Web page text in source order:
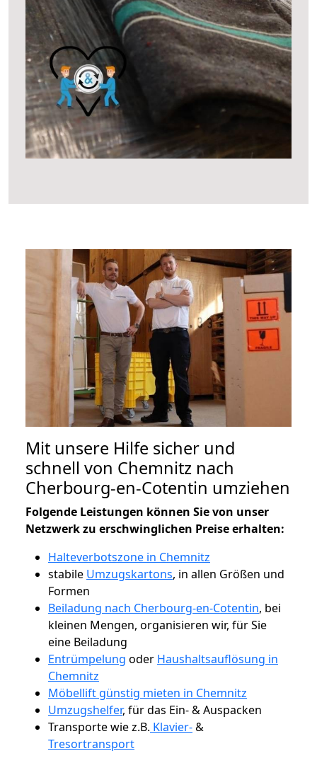
Mit unsere Hilfe sicher und
schnell von Chemnitz nach
Cherbourg-en-Cotentin umziehen
Folgende Leistungen können Sie von unser
Netzwerk zu erschwinglichen Preise erhalten:
Halteverbotszone in Chemnitz
stabile Umzugskartons, in allen Größen und
Formen
Beiladung nach Cherbourg-en-Cotentin, bei
kleinen Mengen, organisieren wir, für Sie
eine Beiladung
Entrümpelung oder Haushaltsauflösung in
Chemnitz
Möbellift günstig mieten in Chemnitz
Umzugshelfer, für das Ein- & Auspacken
Transporte wie z.B. Klavier-&
Tresortransport